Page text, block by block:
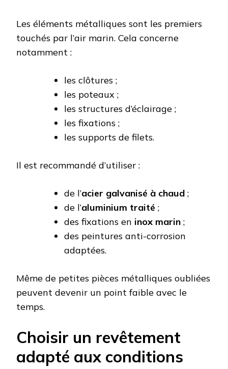
Les éléments métalliques sont les premiers
touchés par l’air marin. Cela concerne
notamment :
les clôtures ;
les poteaux ;
les structures d’éclairage ;
les fixations ;
les supports de filets.
Il est recommandé d’utiliser :
de l’acier galvanisé à chaud ;
de l’aluminium traité ;
des fixations en inox marin ;
des peintures anti-corrosion
adaptées.
Même de petites pièces métalliques oubliées
peuvent devenir un point faible avec le
temps.
Choisir un revêtement
adapté aux conditions